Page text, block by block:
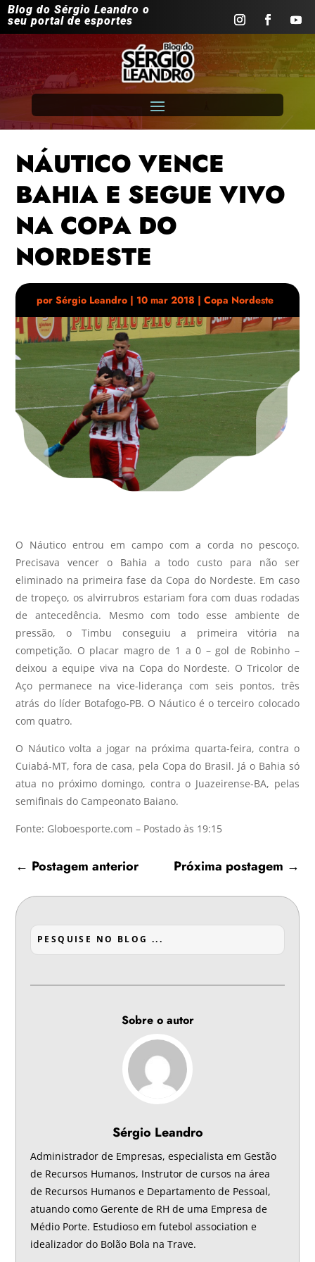
Blog do Sérgio Leandro o
seu portal de esportes
NÁUTICO VENCE
BAHIA E SEGUE VIVO
NA COPA DO
NORDESTE
porSérgio Leandro | 10 mar 2018 |Copa Nordeste
O Náutico entrou em campo com a corda no pescoço.
Precisava vencer o Bahia a todo custo para não ser
eliminado na primeira fase da Copa do Nordeste. Em caso
de tropeço, os alvirrubros estariam fora com duas rodadas
de antecedência. Mesmo com todo esse ambiente de
pressão, o Timbu conseguiu a primeira vitória na
competição. O placar magro de 1 a 0 – gol de Robinho –
deixou a equipe viva na Copa do Nordeste. O Tricolor de
Aço permanece na vice-liderança com seis pontos, três
atrás do líder Botafogo-PB. O Náutico é o terceiro colocado
com quatro.
O Náutico volta a jogar na próxima quarta-feira, contra o
Cuiabá-MT, fora de casa, pela Copa do Brasil. Já o Bahia só
atua no próximo domingo, contra o Juazeirense-BA, pelas
semifinais do Campeonato Baiano.
Fonte: Globoesporte.com – Postado às 19:15
← Postagem anterior Próxima postagem →
Sobre o autor
Sérgio Leandro
Administrador de Empresas, especialista em Gestão
de Recursos Humanos, Instrutor de cursos na área
de Recursos Humanos e Departamento de Pessoal,
atuando como Gerente de RH de uma Empresa de
Médio Porte. Estudioso em futebol association e
idealizador do Bolão Bola na Trave.